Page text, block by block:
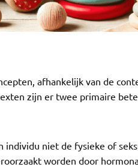
afhankelijk van de
zijn er twee primaire
niet de fysieke of
worden door